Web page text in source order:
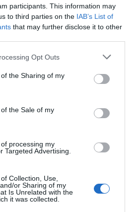
participants. This information may
to third parties on the IAB’s List of
that may further disclose it to other
Opt Outs
the Sharing of my
the Sale of my
processing my
Targeted Advertising.
Collection, Use,
or Sharing of my
Is Unrelated with the
it was collected.